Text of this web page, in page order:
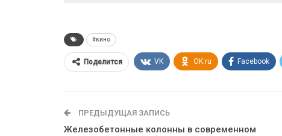
#кино
Поделится VK OK.ru Facebook
ПРЕДЫДУЩАЯ ЗАПИСЬ
Железобетонные колонны в современном